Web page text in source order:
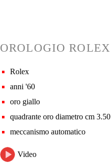
OROLOGIO
Rolex
anni '60
oro giallo
quadrante oro diametro cm 3.50
meccanismo automatico
Video